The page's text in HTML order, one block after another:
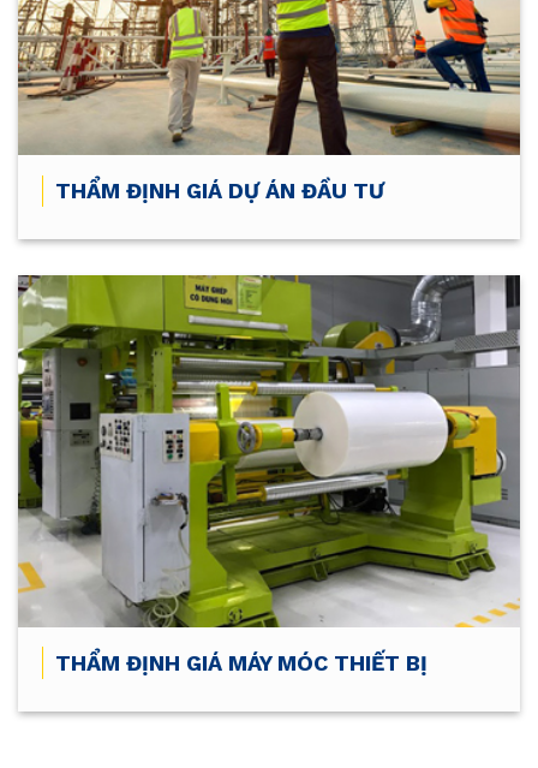
THẨM ĐỊNH GIÁ DỰ ÁN ĐẦU TƯ
THẨM ĐỊNH GIÁ MÁY MÓC THIẾT BỊ